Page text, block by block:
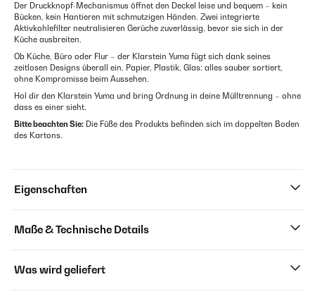
Der Druckknopf-Mechanismus öffnet den Deckel leise und bequem – kein
Bücken, kein Hantieren mit schmutzigen Händen. Zwei integrierte
Aktivkohlefilter neutralisieren Gerüche zuverlässig, bevor sie sich in der
Küche ausbreiten.
Ob Küche, Büro oder Flur – der Klarstein Yuma fügt sich dank seines
zeitlosen Designs überall ein. Papier, Plastik, Glas: alles sauber sortiert,
ohne Kompromisse beim Aussehen.
Hol dir den Klarstein Yuma und bring Ordnung in deine Mülltrennung – ohne
dass es einer sieht.
Bitte beachten Sie: Die Füße des Produkts befinden sich im doppelten Boden
des Kartons.
Eigenschaften
Maße & Technische Details
Was wird geliefert